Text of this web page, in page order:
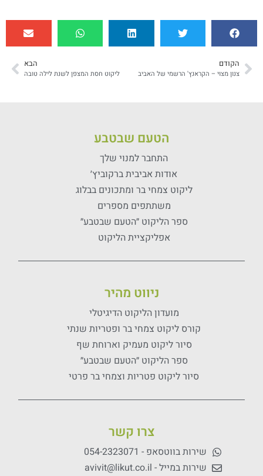
הקודם
צנון מצוי – הקראנץ' הרשמי של האביב
הבא
ליקוט חסת המצפן לשנת לילה טובה
הטעם שבטבע
התחבר למנוי שלך
אודות אביבית ברקוביץ׳
ליקוט צמחי בר ומתכונים בבלוג
משתתפים מספרים
ספר הליקוט ״הטעם שבטבע״
אפליקציית הליקוט
ניווט מהיר
מועדון הליקוט הדיגיטלי
קורס ליקוט צמחי בר ופטריות שנתי
סיור ליקוט מעמיק וארוחת שף
ספר הליקוט ״הטעם שבטבע״
סיור ליקוט פטריות וצמחי בר פרטי
צרו קשר
שירות בווטסאפ - 054-2323071
שירות במייל - avivit@likut.co.il